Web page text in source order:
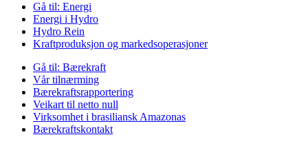
Gå til: Energi
Energi i Hydro
Hydro Rein
Kraftproduksjon og markedsoperasjoner
Gå til: Bærekraft
Vår tilnærming
Bærekraftsrapportering
Veikart til netto null
Virksomhet i brasiliansk Amazonas
Bærekraftskontakt